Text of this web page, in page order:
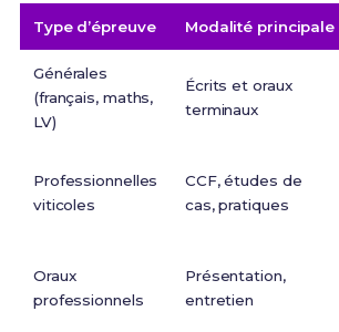
Type d’épreuve Modalité principale
Générales
(français, maths,
LV)
Écrits et oraux
terminaux
Professionnelles
viticoles
CCF, études de
cas, pratiques
Oraux
professionnels
Présentation,
entretien